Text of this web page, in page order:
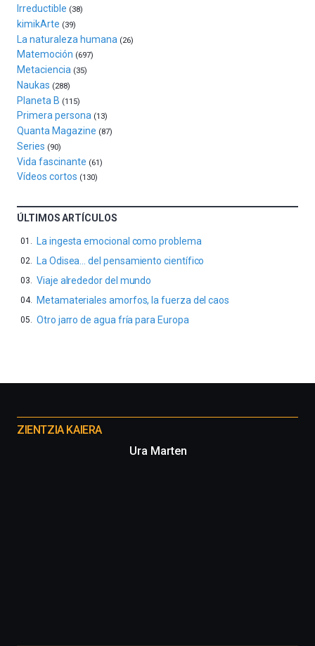
del
16
de
septiembre
al
4
de
octubre.
La
iniciativa,
organizada
Cátedra…
Irreductible (38)
kimikArte (39)
La naturaleza humana (26)
Matemoción (697)
Metaciencia (35)
Naukas (288)
Planeta B (115)
Primera persona (13)
Quanta Magazine (87)
Series (90)
Vida fascinante (61)
Vídeos cortos (130)
ÚLTIMOS ARTÍCULOS
La ingesta emocional como problema
La Odisea… del pensamiento científico
Viaje alrededor del mundo
Metamateriales amorfos, la fuerza del caos
Otro jarro de agua fría para Europa
proyectos
ZIENTZIA KAIERA
Ura Marten